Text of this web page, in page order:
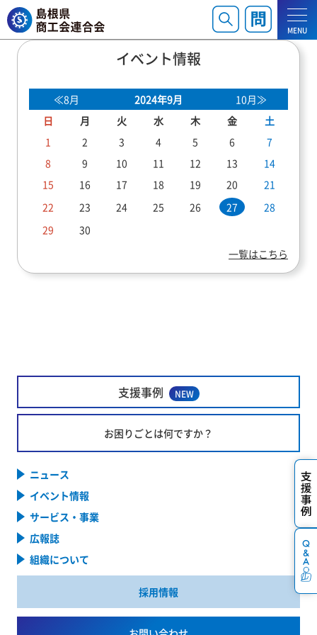
MENU
イベント情報
≪8月 2024年9月
10月≫
日
月 火 水 木 金
土
1
2 3 4 5 6
7
8
9 10 11 12 13
14
15
16 17 18 19 20
21
22
23 24 25 26 27
28
29
30
一覧はこちら
支援事例 NEW
お困りごとは何ですか？
ニュース
イベント情報
サービス・事業
広報誌
組織について
採用情報